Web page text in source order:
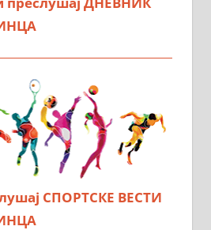
СПОРТСКЕ ВЕСТИ